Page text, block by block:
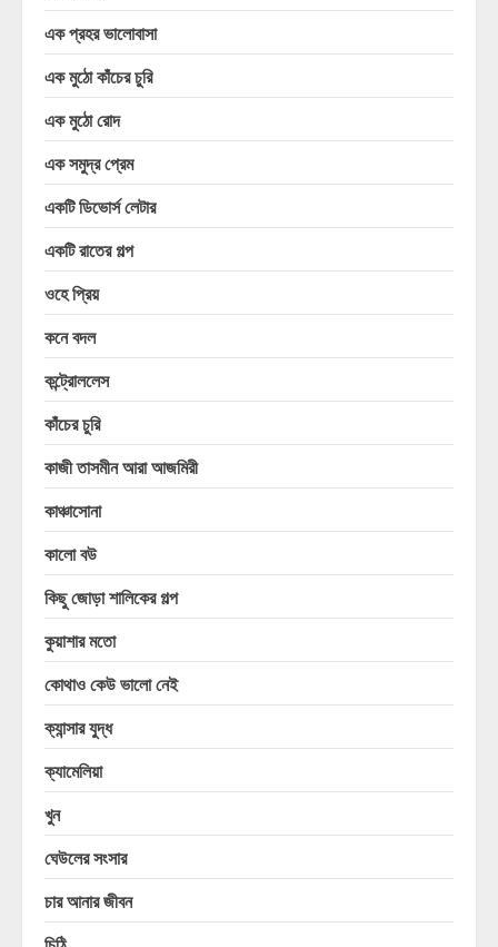
এক প্রহর ভালোবাসা
এক মুঠো কাঁচের চুরি
এক মুঠো রোদ
এক সমুদ্র প্রেম
একটি ডিভোর্স লেটার
একটি রাতের গল্প
ওহে প্রিয়
কনে বদল
কন্ট্রোললেস
কাঁচের চুরি
কাজী তাসমীন আরা আজমিরী
কাঞ্চাসোনা
কালো বউ
কিছু জোড়া শালিকের গল্প
কুয়াশার মতো
কোথাও কেউ ভালো নেই
ক্যান্সার যুদ্ধ
ক্যামেলিয়া
খুন
ঘেউলের সংসার
চার আনার জীবন